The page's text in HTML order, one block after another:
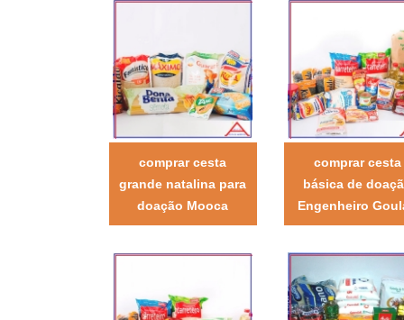
comprar cesta
grande natalina para
doação Mooca
comprar cesta
básica de
Engenheiro